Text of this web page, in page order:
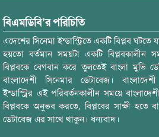
বিএমডিবি’র পরিচিতি
এদেশের সিনেমা ইন্ডাস্ট্রিতে একটি বিপ্লব ঘটতে
হয়তো বর্তমান সময়টা একটি বিপ্লবকালীন
বিপ্লবকে বেগবান করে তুলতেই বাংলা মুভি
বাংলাদেশী সিনেমার ডেটাবেজ।
ইন্ডাস্ট্রির এই পরিবর্তনকালীন সময়ে বাংলাদেশী
বিপ্লবকে অনুভব করতে, বিপ্লবের সাক্ষী হতে
ডেটাবেজ এর সাথে থাকুন। ধন্যবাদ।